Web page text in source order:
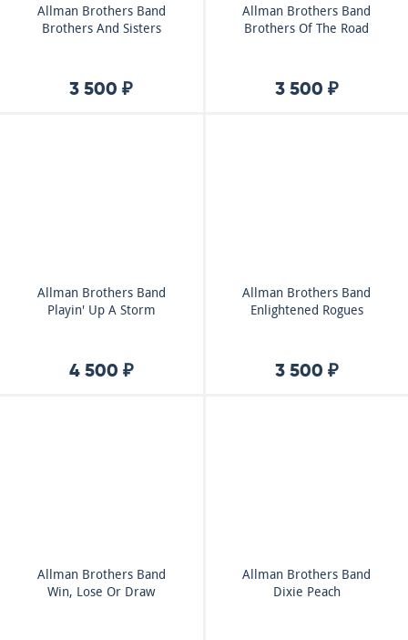
Allman Brothers Band
Brothers And Sisters
3 500 ₽
Allman Brothers Band
Brothers Of The Road
3 500 ₽
Allman Brothers Band
Playin' Up A Storm
4 500 ₽
Allman Brothers Band
Enlightened Rogues
3 500 ₽
Allman Brothers Band
Win, Lose Or Draw
Allman Brothers Band
Dixie Peach